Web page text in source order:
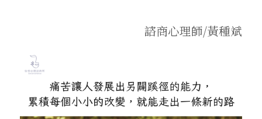
諮商心理師/黃種斌